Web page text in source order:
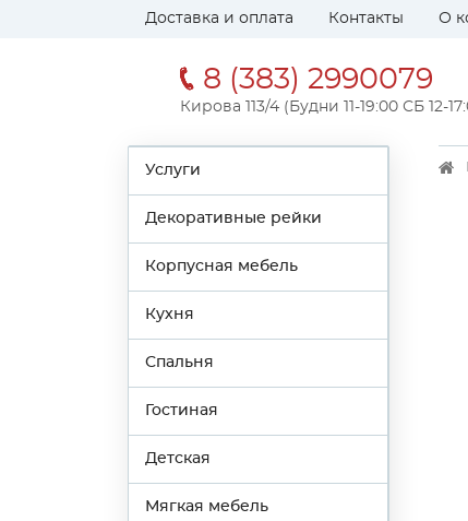
Доставка и оплата Контакты О
8 (383) 2990079
Кирова 113/4 (Будни 11-19:00 СБ 12-
Услуги
Декоративные рейки
Корпусная мебель
Кухня
Спальня
Гостиная
Детская
Мягкая мебель